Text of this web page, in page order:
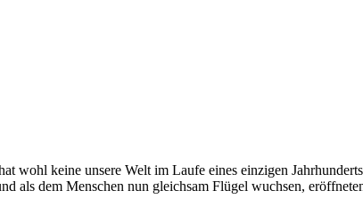
wohl keine unsere Welt im Laufe eines einzigen
als dem Menschen nun gleichsam Flügel wuchsen,